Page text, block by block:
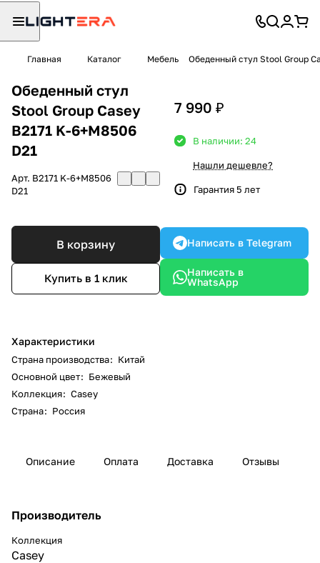
Главная Каталог Мебель Обеденный стул Stool Group
Обеденный стул
Stool Group Casey
B2171 K-6+M8506
D21
Арт. B2171 K-6+M8506
D21
В корзину
Купить в 1 клик
Характеристики
Страна производства: Китай
Основной цвет: Бежевый
Коллекция: Casey
Страна: Россия
7 990 ₽
В наличии: 24
Нашли дешевле?
Гарантия 5 лет
Написать в Telegram
Написать в
WhatsApp
Описание Оплата Доставка Отзывы
Производитель
Коллекция
Casey